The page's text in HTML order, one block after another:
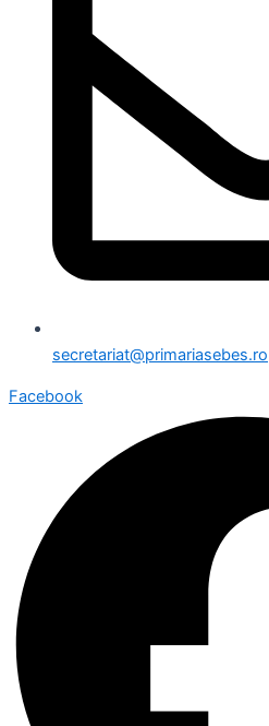
secretariat@primariasebes.ro
Facebook